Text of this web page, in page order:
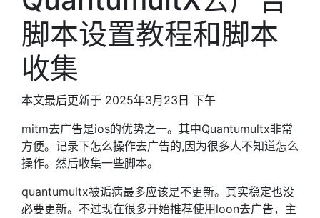
脚本设置教程和脚本
收集
本文最后更新于 2025年3月23日 下午
mitm去广告是ios的优势之一。其中Quantumultx非常
方便。记录下怎么操作去广告的,因为很多人不知道怎么
操作。然后收集一些脚本。
quantumultx被诟病最多应该是不更新。其实稳定也没
必要更新。不过现在很多开始推荐使用loon去广告，主